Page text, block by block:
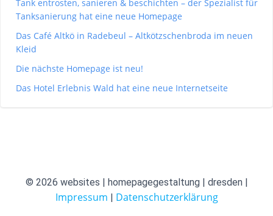
Tank entrosten, sanieren & beschichten – der Spezialist für
Tanksanierung hat eine neue Homepage
Das Café Altkö in Radebeul – Altkötzschenbroda im neuen
Kleid
Die nächste Homepage ist neu!
Das Hotel Erlebnis Wald hat eine neue Internetseite
© 2026 websites | homepagegestaltung | dresden |
Impressum | Datenschutzerklärung